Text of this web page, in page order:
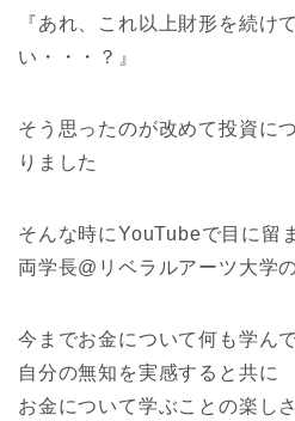
『あれ、これ以上財形を続け
い・・・？』
そう思ったのが改めて投資に
りました
そんな時にYouTubeで目に留
両学長@リベラルアーツ大学
今までお金について何も学ん
自分の無知を実感すると共に
お金について学ぶことの楽しさ